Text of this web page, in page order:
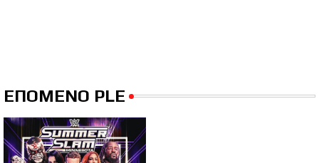
ΕΠΟΜΕΝΟ PLE